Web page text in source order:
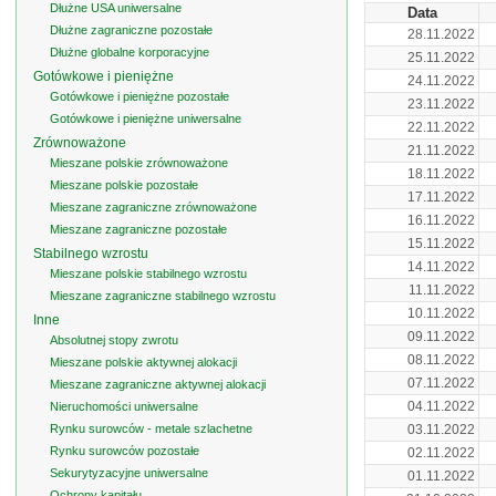
Data
28.11.2022
25.11.2022
24.11.2022
23.11.2022
22.11.2022
21.11.2022
18.11.2022
17.11.2022
16.11.2022
15.11.2022
14.11.2022
11.11.2022
10.11.2022
09.11.2022
08.11.2022
07.11.2022
04.11.2022
03.11.2022
02.11.2022
01.11.2022
Dłużne USA uniwersalne
Dłużne zagraniczne pozostałe
Dłużne globalne korporacyjne
Gotówkowe i pieniężne
Gotówkowe i pieniężne pozostałe
Gotówkowe i pieniężne uniwersalne
Zrównoważone
Mieszane polskie zrównoważone
Mieszane polskie pozostałe
Mieszane zagraniczne zrównoważone
Mieszane zagraniczne pozostałe
Stabilnego wzrostu
Mieszane polskie stabilnego wzrostu
Mieszane zagraniczne stabilnego wzrostu
Inne
Absolutnej stopy zwrotu
Mieszane polskie aktywnej alokacji
Mieszane zagraniczne aktywnej alokacji
Nieruchomości uniwersalne
Rynku surowców - metale szlachetne
Rynku surowców pozostałe
Sekurytyzacyjne uniwersalne